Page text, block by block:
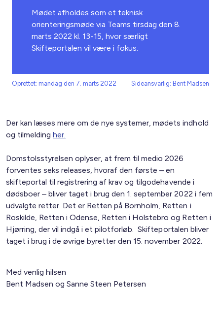
Mødet afholdes som et teknisk
orienteringsmøde via Teams tirsdag den 8.
marts 2022 kl. 13-15, hvor særligt
Skifteportalen vil være i fokus.
Oprettet: mandag den 7. marts 2022 Sideansvarlig: Bent Madsen
Der kan læses mere om de nye systemer, mødets indhold
og tilmeldingher.
Domstolsstyrelsen oplyser, at frem til medio 2026
forventes seks releases, hvoraf den første – en
skifteportal til registrering af krav og tilgodehavende i
dødsboer – bliver taget i brug den 1. september 2022 i fem
udvalgte retter. Det er Retten på Bornholm, Retten i
Roskilde, Retten i Odense, Retten i Holstebro og Retten i
Hjørring, der vil indgå i et pilotforløb. Skifteportalen bliver
taget i brug i de øvrige byretter den 15. november 2022.
Med venlig hilsen
Bent Madsen og Sanne Steen Petersen